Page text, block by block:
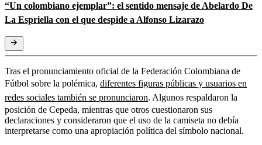
“Un colombiano ejemplar”: el sentido mensaje de Abelardo De
La Espriella con el que despide a Alfonso Lizarazo
Tras el pronunciamiento oficial de la Federación Colombiana de
Fútbol sobre la polémica, diferentes figuras públicas y usuarios en
redes sociales también se pronunciaron. Algunos respaldaron la
posición de Cepeda, mientras que otros cuestionaron sus
declaraciones y consideraron que el uso de la camiseta no debía
interpretarse como una apropiación política del símbolo nacional.